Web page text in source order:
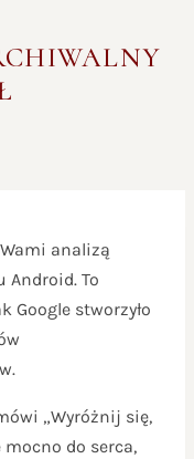
analizą
To
Google stworzyło
„Wyróżnij się,
mocno do serca,